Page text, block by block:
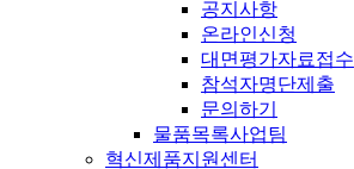
공지사항
온라인신청
대면평가자료접수
참석자명단제출
문의하기
물품목록사업팀
혁신제품지원센터